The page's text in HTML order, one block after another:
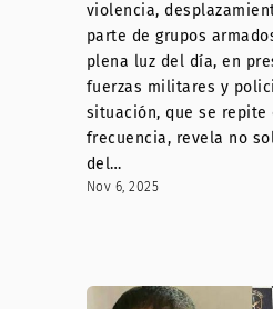
violencia,
parte de grupos
plena luz del día, en
fuerzas militares y
situación, que se repite
frecuencia, revela no
del…
Nov 6, 2025